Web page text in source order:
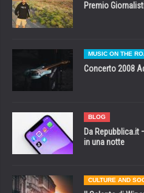
Premio
MUSIC ON THE
Concerto 2008
BLOG
Da Repubblica.it
in una notte
CULTURE AND